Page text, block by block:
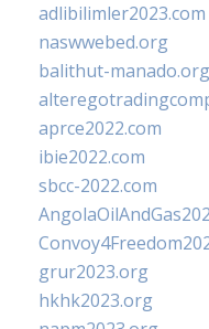
adlibilimler2023.com
naswwebed.org
balithut-manado.org
aprce2022.com
ibie2022.com
sbcc-2022.com
grur2023.org
hkhk2023.org